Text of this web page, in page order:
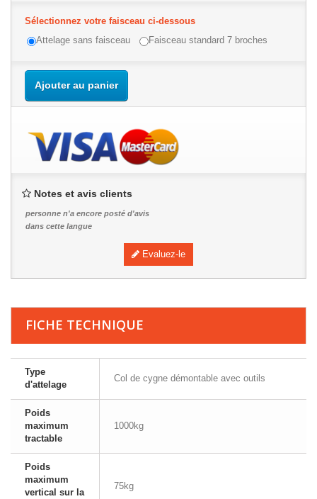
Sélectionnez votre faisceau ci-dessous
Attelage sans faisceau
Faisceau standard 7 broches
Ajouter au panier
Notes et avis clients
personne n'a encore posté d'avis
dans cette langue
Evaluez-le
FICHE TECHNIQUE
Type
d'attelage
Col de cygne démontable avec outils
Poids
maximum
tractable
1000kg
Poids
maximum
vertical sur la
75kg